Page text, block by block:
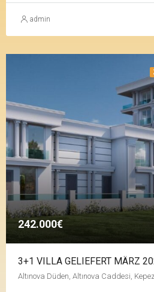
admin
242.000€
Altınova Düden, Altınova Caddesi,